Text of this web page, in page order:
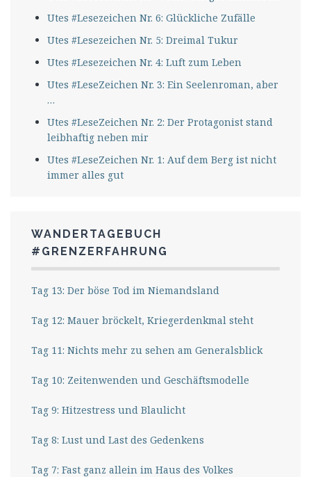
Utes #Lesezeichen Nr. 6: Glückliche Zufälle
Utes #Lesezeichen Nr. 5: Dreimal Tukur
Utes #Lesezeichen Nr. 4: Luft zum Leben
Utes #LeseZeichen Nr. 3: Ein Seelenroman, aber
…
Utes #LeseZeichen Nr. 2: Der Protagonist stand
leibhaftig neben mir
Utes #LeseZeichen Nr. 1: Auf dem Berg ist nicht
immer alles gut
WANDERTAGEBUCH
#GRENZERFAHRUNG
Tag 13: Der böse Tod im Niemandsland
Tag 12: Mauer bröckelt, Kriegerdenkmal steht
Tag 11: Nichts mehr zu sehen am Generalsblick
Tag 10: Zeitenwenden und Geschäftsmodelle
Tag 9: Hitzestress und Blaulicht
Tag 8: Lust und Last des Gedenkens
Tag 7: Fast ganz allein im Haus des Volkes